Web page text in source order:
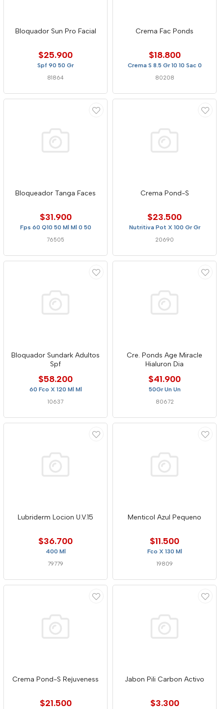
Bloquador Sun Pro Facial
$25.900
Spf 90 50 Gr
81864
Crema Fac Ponds
$18.800
Crema S 8.5 Gr 10 10 Sac 0
80208
Bloqueador Tanga Faces
$31.900
Fps 60 Q10 50 Ml Ml 0 50
76505
Crema Pond-S
$23.500
Nutritiva Pot X 100 Gr Gr
20690
Bloquador Sundark Adultos
Spf
$58.200
60 Fco X 120 Ml Ml
10637
Cre. Ponds Age Miracle
Hialuron Dia
$41.900
50Gr Un Un
80672
Lubriderm Locion U.V.15
$36.700
400 Ml
79779
Menticol Azul Pequeno
$11.500
Fco X 130 Ml
19809
Crema Pond-S Rejuveness
$21.500
Jabon Pili Carbon Activo
$3.300